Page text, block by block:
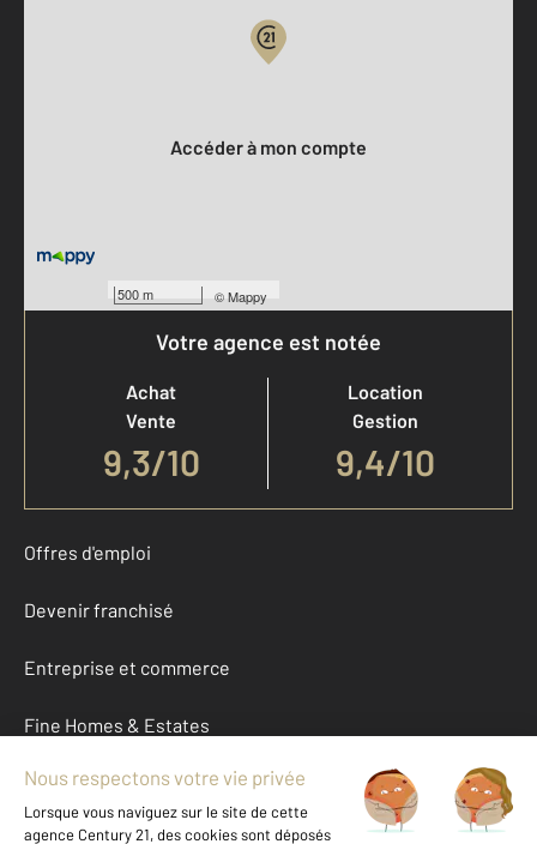
500 m ©Mappy
Accéder à mon compte
Votre agence est notée
Achat
Vente
9,3/10
Location
Gestion
9,4/10
Offres d'emploi
Devenir franchisé
Entreprise et commerce
Fine Homes & Estates
À propos